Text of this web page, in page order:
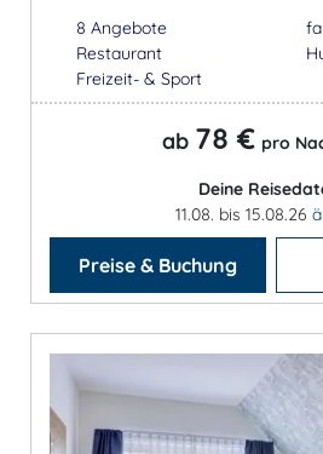
8 Angebote
Restaurant
Freizeit- & Sport
ab 78 € pro
Deine
11.08. bis 15.08.26
Preise & Buchung